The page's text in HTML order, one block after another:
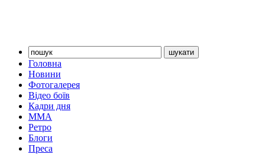
Головна
Новини
Фотогалерея
Відео боїв
Кадри дня
ММА
Ретро
Блоги
Преса